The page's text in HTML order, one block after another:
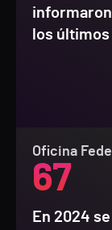
los
Oficina
67
En 2024